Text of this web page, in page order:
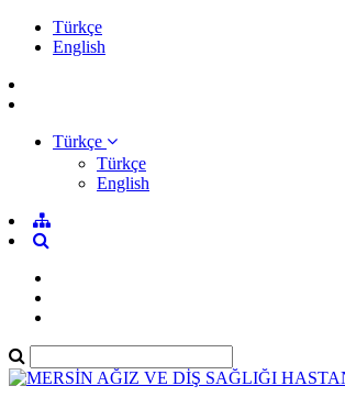
Türkçe
English
Türkçe
Türkçe
English